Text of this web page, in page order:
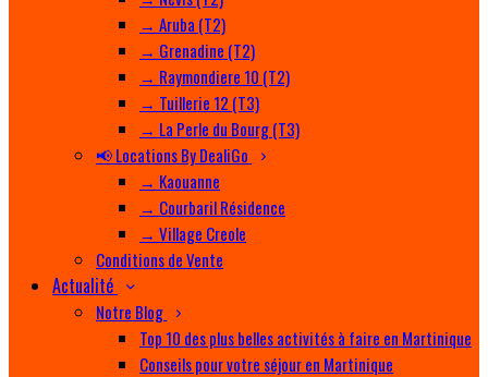
→ Aruba (T2)
→ Grenadine (T2)
→ Raymondiere 10 (T2)
→ Tuillerie 12 (T3)
→ La Perle du Bourg (T3)
📢 Locations By DealiGo
→ Kaouanne
→ Courbaril Résidence
→ Village Creole
Conditions de Vente
Actualité
Notre Blog
Top 10 des plus belles activités à faire en Martinique
Conseils pour votre séjour en Martinique